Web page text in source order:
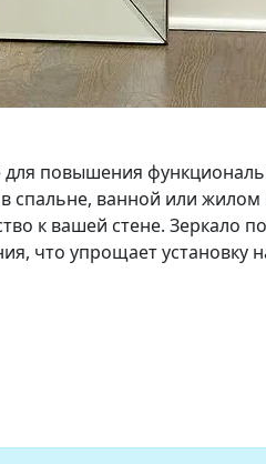
повышения
спальне, ванной или
к вашей стене. Зеркало
что упрощает установку